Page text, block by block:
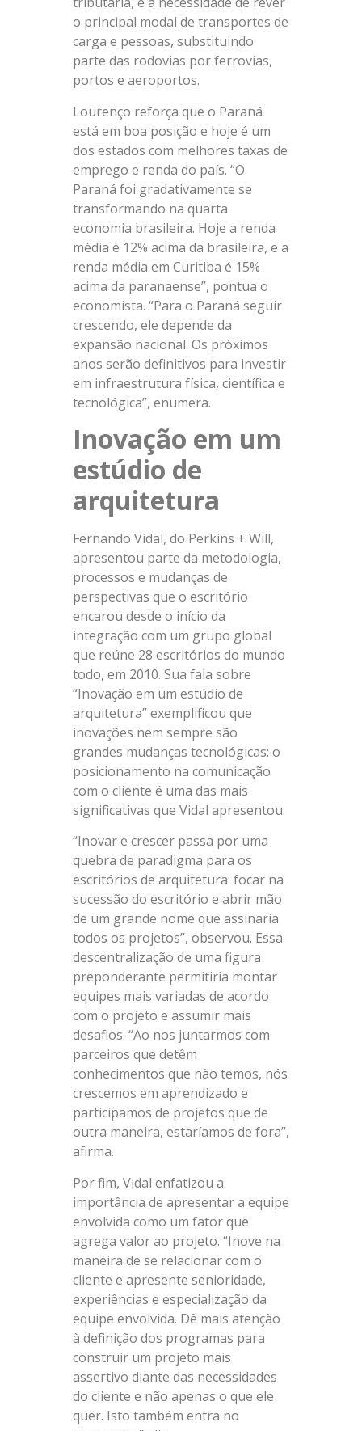
o principal modal de transportes de
carga e pessoas, substituindo
parte das rodovias por ferrovias,
portos e aeroportos.
Lourenço reforça que o Paraná
está em boa posição e hoje é um
dos estados com melhores taxas de
emprego e renda do país. “O
Paraná foi gradativamente se
transformando na quarta
economia brasileira. Hoje a renda
média é 12% acima da brasileira, e a
renda média em Curitiba é 15%
acima da paranaense”, pontua o
economista. “Para o Paraná seguir
crescendo, ele depende da
expansão nacional. Os próximos
anos serão definitivos para investir
em infraestrutura física, científica e
tecnológica”, enumera.
Inovação em um
estúdio de
arquitetura
Fernando Vidal, do Perkins + Will,
apresentou parte da metodologia,
processos e mudanças de
perspectivas que o escritório
encarou desde o início da
integração com um grupo global
que reúne 28 escritórios do mundo
todo, em 2010. Sua fala sobre
“Inovação em um estúdio de
arquitetura” exemplificou que
inovações nem sempre são
grandes mudanças tecnológicas: o
posicionamento na comunicação
com o cliente é uma das mais
significativas que Vidal apresentou.
“Inovar e crescer passa por uma
quebra de paradigma para os
escritórios de arquitetura: focar na
sucessão do escritório e abrir mão
de um grande nome que assinaria
todos os projetos”, observou. Essa
descentralização de uma figura
preponderante permitiria montar
equipes mais variadas de acordo
com o projeto e assumir mais
desafios. “Ao nos juntarmos com
parceiros que detêm
conhecimentos que não temos, nós
crescemos em aprendizado e
participamos de projetos que de
outra maneira, estaríamos de fora”,
afirma.
Por fim, Vidal enfatizou a
importância de apresentar a equipe
envolvida como um fator que
agrega valor ao projeto. “Inove na
maneira de se relacionar com o
cliente e apresente senioridade,
experiências e especialização da
equipe envolvida. Dê mais atenção
à definição dos programas para
construir um projeto mais
assertivo diante das necessidades
do cliente e não apenas o que ele
quer. Isto também entra no